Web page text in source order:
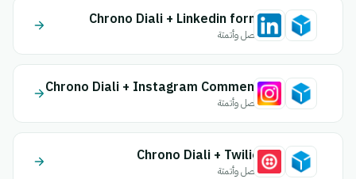
Chrono Diali + Linkedin form
اتصل وأتمتة
Chrono Diali + Instagram Comment
اتصل وأتمتة
Chrono Diali + Twilio
اتصل وأتمتة